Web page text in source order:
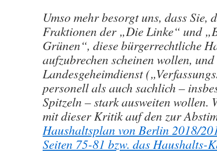
Umso mehr besorgt uns, dass Sie,
Fraktionen der „Die Linke“ und
Grünen“, diese bürgerrechtliche
aufzubrechen scheinen wollen,
Landesgeheimdienst
personell als auch sachlich –
Spitzeln – stark ausweiten wollen.
mit dieser Kritik auf den zur
Haushaltsplan von Berlin 2018/
Seiten 75-81 bzw. das Haushalts-